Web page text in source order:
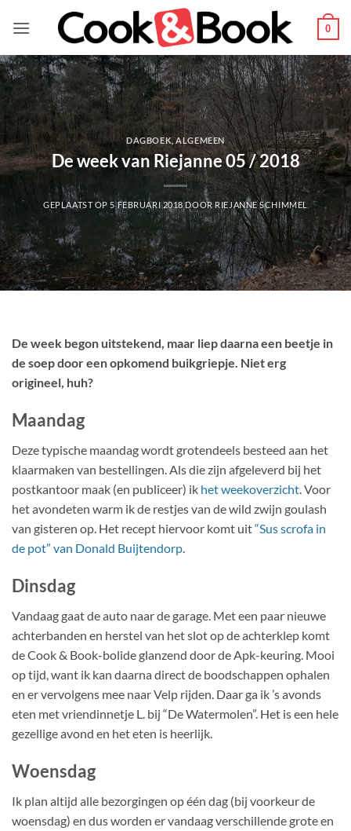
naar
0
DAGBOEK,ALGEMEEN
De week van Riejanne 05 / 2018
GEPLAATST OP 5 FEBRUARI 2018DOOR RIEJANNE SCHIMMEL
De week begon uitstekend, maar liep daarna een beetje in
de soep door een opkomend buikgriepje. Niet erg
origineel, huh?
Maandag
Deze typische maandag wordt grotendeels besteed aan het
klaarmaken van bestellingen. Als die zijn afgeleverd bij het
postkantoor maak (en publiceer) ik het weekoverzicht. Voor
het avondeten warm ik de restjes van de wild zwijn goulash
van gisteren op. Het recept hiervoor komt uit“Sus scrofa in
de pot” van Donald Buijtendorp.
Dinsdag
Vandaag gaat de auto naar de garage. Met een paar nieuwe
achterbanden en herstel van het slot op de achterklep komt
de Cook & Book-bolide glanzend door de Apk-keuring. Mooi
op tijd, want ik kan daarna direct de boodschappen ophalen
en er vervolgens mee naar Velp rijden. Daar ga ik ’s avonds
eten met vriendinnetje L. bij “De Watermolen”. Het is een hele
gezellige avond en het eten is heerlijk.
Woensdag
Ik plan altijd alle bezorgingen op één dag (bij voorkeur de
woensdag) en dus worden er vandaag verschillende grote en